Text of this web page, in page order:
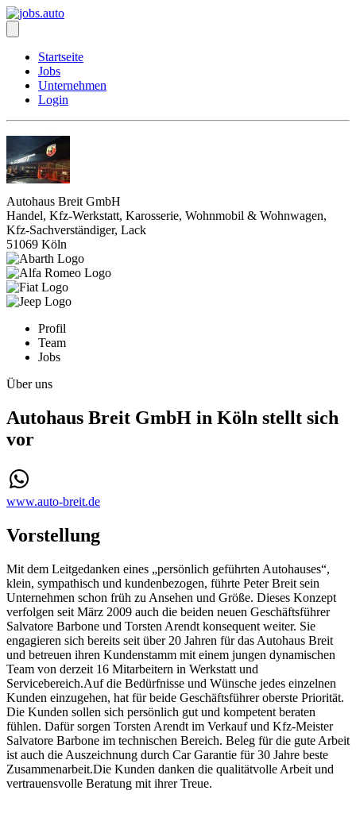
Startseite
Jobs
Unternehmen
Login
Autohaus Breit GmbH
Handel, Kfz-Werkstatt, Karosserie, Wohnmobil & Wohnwagen,
Kfz-Sachverständiger, Lack
51069 Köln
Profil
Team
Jobs
Über uns
Autohaus Breit GmbH in Köln stellt sich
vor
www.auto-breit.de
Vorstellung
Mit dem Leitgedanken eines „persönlich geführten Autohauses“,
klein, sympathisch und kundenbezogen, führte Peter Breit sein
Unternehmen schon früh zu Ansehen und Größe. Dieses Konzept
verfolgen seit März 2009 auch die beiden neuen Geschäftsführer
Salvatore Barbone und Torsten Arendt konsequent weiter. Sie
engagieren sich bereits seit über 20 Jahren für das Autohaus Breit
und betreuen ihren Kundenstamm mit einem jungen dynamischen
Team von derzeit 16 Mitarbeitern in Werkstatt und
Servicebereich.Auf die Bedürfnisse und Wünsche jedes einzelnen
Kunden einzugehen, hat für beide Geschäftsführer oberste Priorität.
Die Kunden sollen sich persönlich gut und kompetent beraten
fühlen. Dafür sorgen Torsten Arendt im Verkauf und Kfz-Meister
Salvatore Barbone im technischen Bereich. Beleg für die gute Arbeit
ist auch die Auszeichnung durch Car Garantie für 30 Jahre beste
Zusammenarbeit.Die Kunden danken die qualitätvolle Arbeit und
vertrauensvolle Beratung mit ihrer Treue.